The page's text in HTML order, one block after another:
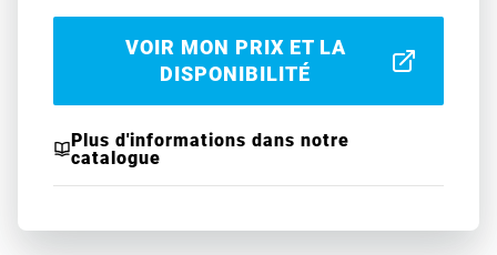
VOIR MON PRIX ET LA
DISPONIBILITÉ
Plus d'informations dans notre
catalogue